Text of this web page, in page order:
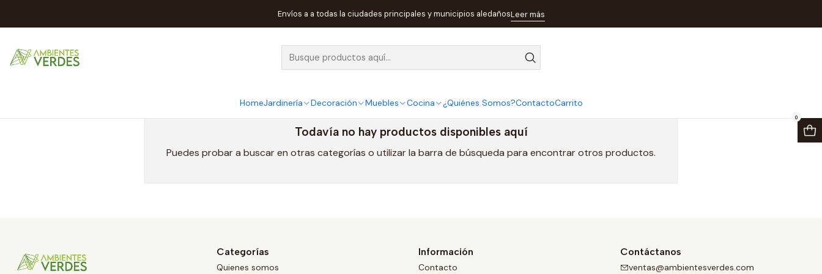
HomeJardinería Decoración Muebles Cocina ¿Quiénes Somos?ContactoCarrito
0
Envíos a a todas la ciudades principales y municipios aledañosLeer más
Inicio Decoración Pizarras
Pizarras
Todavía no hay productos disponibles aquí
Puedes probar a buscar en otras categorías o utilizar la barra de búsqueda para encontrar otros productos.
Categorías
Quienes somos
Información
Contacto
Contáctanos
ventas@ambientesverdes.com